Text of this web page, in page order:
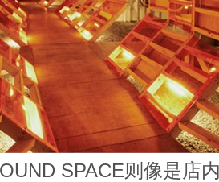
SPACE则像是店